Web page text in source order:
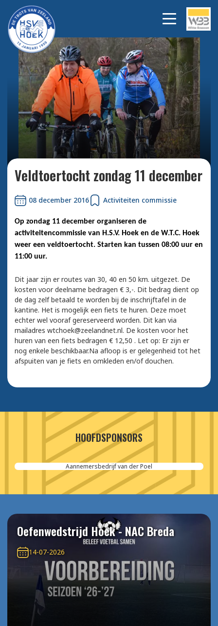
Bekijk alle foto's
Veldtoertocht zondag 11 december
08 december 2016 Activiteiten commissie
Op zondag 11 december organiseren de
activiteitencommissie van H.S.V. Hoek en de W.T.C. Hoek
weer een veldtoertocht. Starten kan tussen 08:00 uur en
11:00 uur.
Dit jaar zijn er routes van 30, 40 en 50 km. uitgezet. De
kosten voor deelname bedragen € 3,-. Dit bedrag dient op
de dag zelf betaald te worden bij de inschrijftafel in de
kantine. Het is mogelijk een fiets te huren. Deze moet
echter wel vooraf gereserveerd worden. Dit kan via
mailadres wtchoek@zeelandnet.nl. De kosten voor het
huren van een fiets bedragen € 12,50 . Let op: Er zijn er
nog enkele beschikbaar.Na afloop is er gelegenheid tot het
afspuiten van je fiets en omkleden en/of douchen.
HOOFDSPONSORS
Aannemersbedrijf van der Poel
Oefenwedstrijd Hoek - NAC Breda
14-07-2026